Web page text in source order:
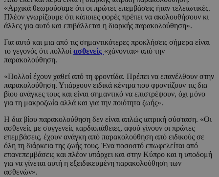
«Αρχικά θεωρούσαμε ότι οι πρώτες επεμβάσεις ήταν τελειωτικές.
Πλέον γνωρίζουμε ότι κάποιες φορές πρέπει να ακολουθήσουν κι
άλλες για αυτό και επιβάλλεται η διαρκής παρακολούθηση».
Για αυτό και μια από τις σημαντικότερες προκλήσεις σήμερα είναι
το γεγονός ότι πολλοί ασθενείς «χάνονται» από την
παρακολούθηση.
«Πολλοί έχουν χαθεί από τη φροντίδα. Πρέπει να επανέλθουν στην
παρακολούθηση. Υπάρχουν ειδικά κέντρα που φροντίζουν τις δια
βίου ανάγκες τους και είναι σημαντικό να επιστρέψουν, όχι μόνο
για τη μακροζωία αλλά και για την ποιότητα ζωής».
Η δια βίου παρακολούθηση δεν είναι απλώς ιατρική σύσταση. «Οι
ασθενείς με συγγενείς καρδιοπάθειες, αφού γίνουν οι πρώτες
επεμβάσεις, έχουν ανάγκη από παρακολούθηση από ειδικούς σε
όλη τη διάρκεια της ζωής τους. Ένα ποσοστό επωφελείται από
επανεπεμβάσεις και πλέον υπάρχει και στην Κύπρο και η υποδομή
για να γίνεται αυτή η εξειδικευμένη παρακολούθηση των
ασθενών».